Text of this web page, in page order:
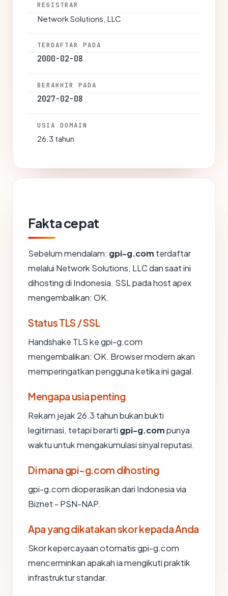
REGISTRAR
Network Solutions, LLC
TERDAFTAR PADA
2000-02-08
BERAKHIR PADA
2027-02-08
USIA DOMAIN
26.3 tahun
Fakta cepat
Sebelum mendalam: gpi-g.com terdaftar
melalui Network Solutions, LLC dan saat ini
dihosting di Indonesia. SSL pada host apex
mengembalikan: OK.
Status TLS / SSL
Handshake TLS ke gpi-g.com
mengembalikan: OK. Browser modern akan
memperingatkan pengguna ketika ini gagal.
Mengapa usia penting
Rekam jejak 26.3 tahun bukan bukti
legitimasi, tetapi berarti gpi-g.compunya
waktu untuk mengakumulasi sinyal reputasi.
Di mana gpi-g.com dihosting
gpi-g.com dioperasikan dari Indonesia via
Biznet - PSN-NAP.
Apa yang dikatakan skor kepada Anda
Skor kepercayaan otomatis gpi-g.com
mencerminkan apakah ia mengikuti praktik
infrastruktur standar.